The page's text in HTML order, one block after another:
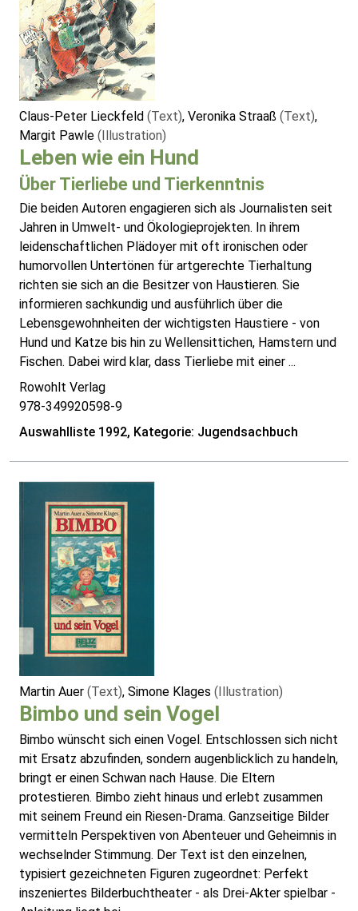
Claus-Peter Lieckfeld (Text), Veronika Straaß (Text),
Margit Pawle (Illustration)
Leben wie ein Hund
Über Tierliebe und Tierkenntnis
Die beiden Autoren engagieren sich als Journalisten seit
Jahren in Umwelt- und Ökologieprojekten. In ihrem
leidenschaftlichen Plädoyer mit oft ironischen oder
humorvollen Untertönen für artgerechte Tierhaltung
richten sie sich an die Besitzer von Haustieren. Sie
informieren sachkundig und ausführlich über die
Lebensgewohnheiten der wichtigsten Haustiere - von
Hund und Katze bis hin zu Wellensittichen, Hamstern und
Fischen. Dabei wird klar, dass Tierliebe mit einer ...
Rowohlt Verlag
978-349920598-9
Auswahlliste 1992, Kategorie: Jugendsachbuch
Martin Auer (Text), Simone Klages (Illustration)
Bimbo und sein Vogel
Bimbo wünscht sich einen Vogel. Entschlossen sich nicht
mit Ersatz abzufinden, sondern augenblicklich zu handeln,
bringt er einen Schwan nach Hause. Die Eltern
protestieren. Bimbo zieht hinaus und erlebt zusammen
mit seinem Freund ein Riesen-Drama. Ganzseitige Bilder
vermitteln Perspektiven von Abenteuer und Geheimnis in
wechselnder Stimmung. Der Text ist den einzelnen,
typisiert gezeichneten Figuren zugeordnet: Perfekt
inszeniertes Bilderbuchtheater - als Drei-Akter spielbar -